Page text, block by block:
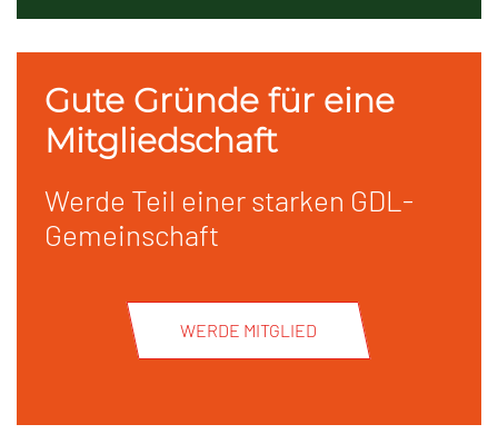
Gute Gründe für eine
Mitgliedschaft
Werde Teil einer starken GDL-
Gemeinschaft
WERDE MITGLIED